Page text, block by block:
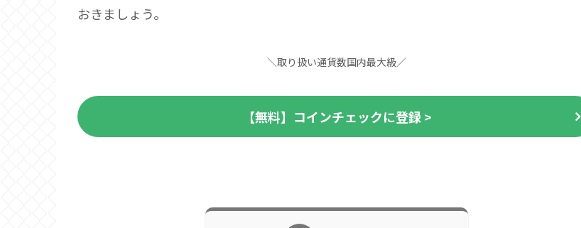
おきましょう。
＼取り扱い通貨数国内最大級／
【無料】コインチェックに登録 >